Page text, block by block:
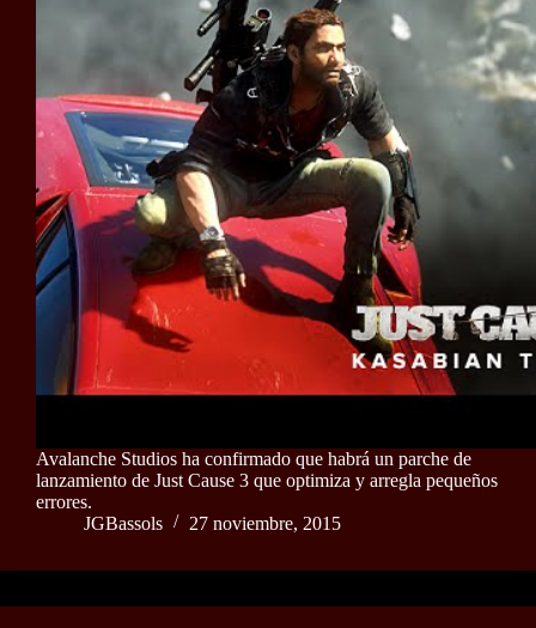
Avalanche Studios ha confirmado que habrá un parche de
lanzamiento de Just Cause 3 que optimiza y arregla pequeños
errores.
JGBassols
27 noviembre, 2015